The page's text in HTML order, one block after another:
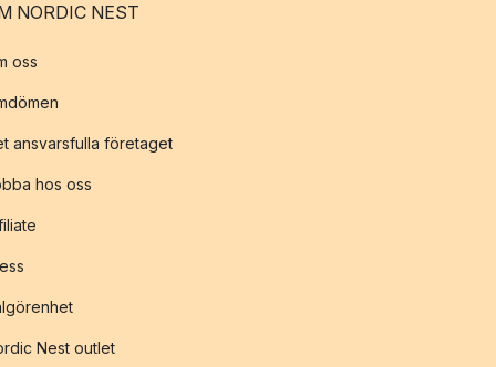
NORDIC NEST
oss
ansvarsfulla företaget
hos oss
Nest outlet